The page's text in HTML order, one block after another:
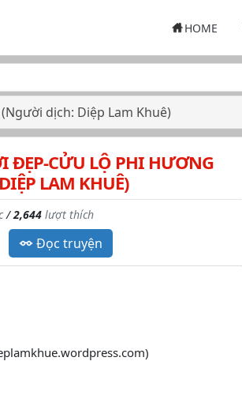
HOME
dịch: Diệp Lam Khuê)
ĐẸP-CỬU LỘ PHI HƯƠNG
LAM KHUÊ)
/2,644 lượt thích
Đọc truyện